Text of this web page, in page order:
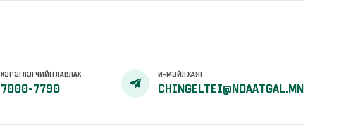
ХЭРЭГЛЭГЧИЙН ЛАВЛАХ
7000-7790
И-МЭЙЛ ХАЯГ
CHINGELTEI@NDAATGAL.MN